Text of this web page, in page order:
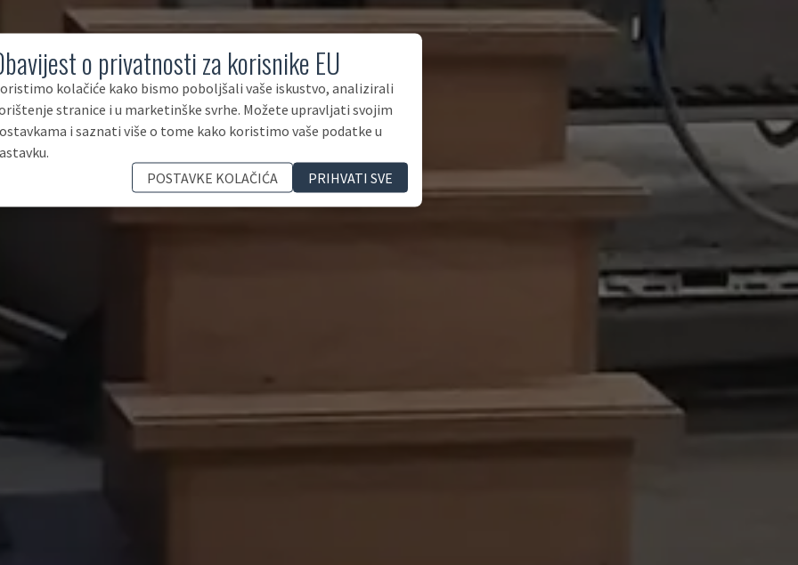
o privatnosti za korisnike EU
kolačiće kako bismo poboljšali vaše iskustvo, analizirali
stranice i u marketinške svrhe. Možete upravljati svojim
i saznati više o tome kako koristimo vaše podatke u
POSTAVKE KOLAČIĆA
PRIHVATI SVE